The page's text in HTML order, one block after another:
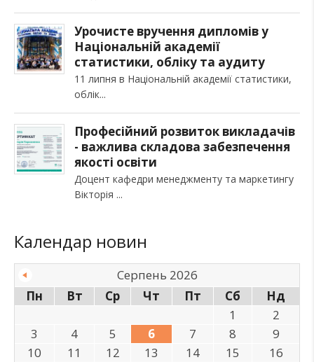
Урочисте вручення дипломів у
Національній академії
статистики, обліку та аудиту
11 липня в Національній академії статистики,
облік
Професійний розвиток викладачів
- важлива складова забезпечення
якості освіти
Доцент кафедри менеджменту та маркетингу
Вікторія
Календар новин
Серпень 2026
Пн
Вт Ср Чт Пт Сб
Нд
1
2
3
4 5 6 7 8
9
10
11 12 13 14 15
16